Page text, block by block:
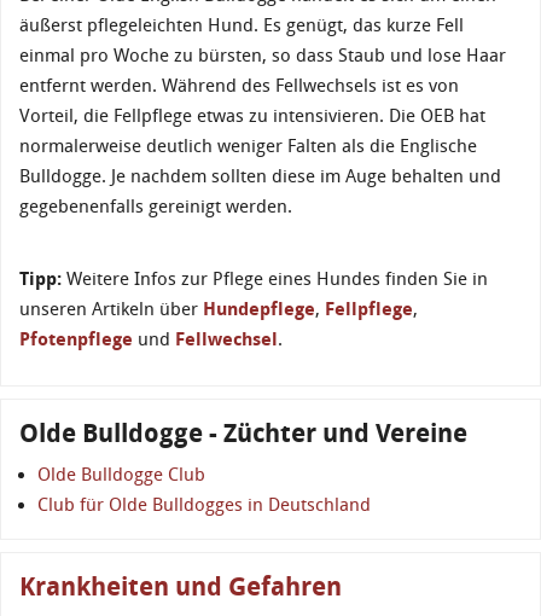
äußerst pflegeleichten Hund. Es genügt, das kurze Fell
einmal pro Woche zu bürsten, so dass Staub und lose Haar
entfernt werden. Während des Fellwechsels ist es von
Vorteil, die Fellpflege etwas zu intensivieren. Die OEB hat
normalerweise deutlich weniger Falten als die Englische
Bulldogge. Je nachdem sollten diese im Auge behalten und
gegebenenfalls gereinigt werden.
Tipp: Weitere Infos zur Pflege eines Hundes finden Sie in
unseren Artikeln über Hundepflege, Fellpflege,
Pfotenpflege und Fellwechsel .
Olde Bulldogge - Züchter und Vereine
Olde Bulldogge Club
Club für Olde Bulldogges in Deutschland
Krankheiten und Gefahren